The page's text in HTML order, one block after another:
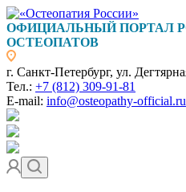
ОФИЦИАЛЬНЫЙ ПОРТАЛ
ОСТЕОПАТОВ
г. Санкт-Петербург, ул.
Тел.: +7 (812) 309-91-81
E-mail: info@osteopathy-official.ru